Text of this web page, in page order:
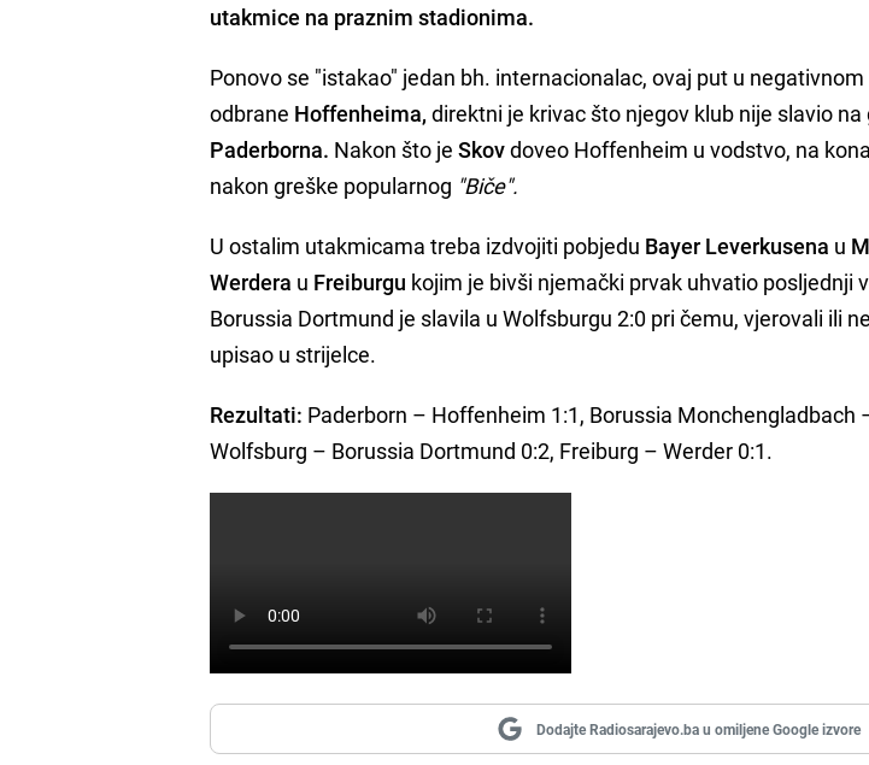
utakmice na praznim stadionima.
Ponovo se "istakao" jedan bh. internacionalac, ovaj put u
odbrane Hoffenheima, direktni je krivac što njegov klub nije slavio
Paderborna. Nakon što jeSkovdoveo Hoffenheim u vodstvo, na
nakon greške popularnog "Biče".
U ostalim utakmicama treba izdvojiti pobjedu Bayer Leverkusena u
Werdera u Freiburgu kojim je bivši njemački prvak uhvatio posljednji
Borussia Dortmund je slavila u Wolfsburgu 2:0 pri čemu, vjerovali ili
upisao u strijelce.
Rezultati: Paderborn – Hoffenheim 1:1, Borussia Monchengladbach
Wolfsburg – Borussia Dortmund 0:2, Freiburg – Werder 0:1.
Dodajte Radiosarajevo.ba u omiljene Google izvore